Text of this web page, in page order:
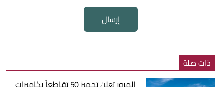
إرسال
ذات صلة